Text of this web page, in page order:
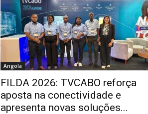
Angola
FILDA 2026: TVCABO reforça
aposta na conectividade e
apresenta novas soluções...